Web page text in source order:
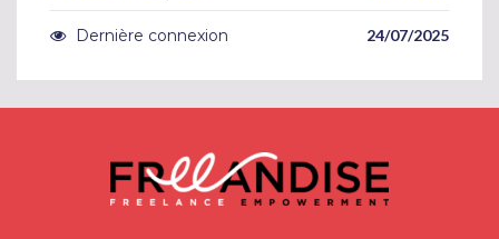
Dernière connexion 24/07/2025